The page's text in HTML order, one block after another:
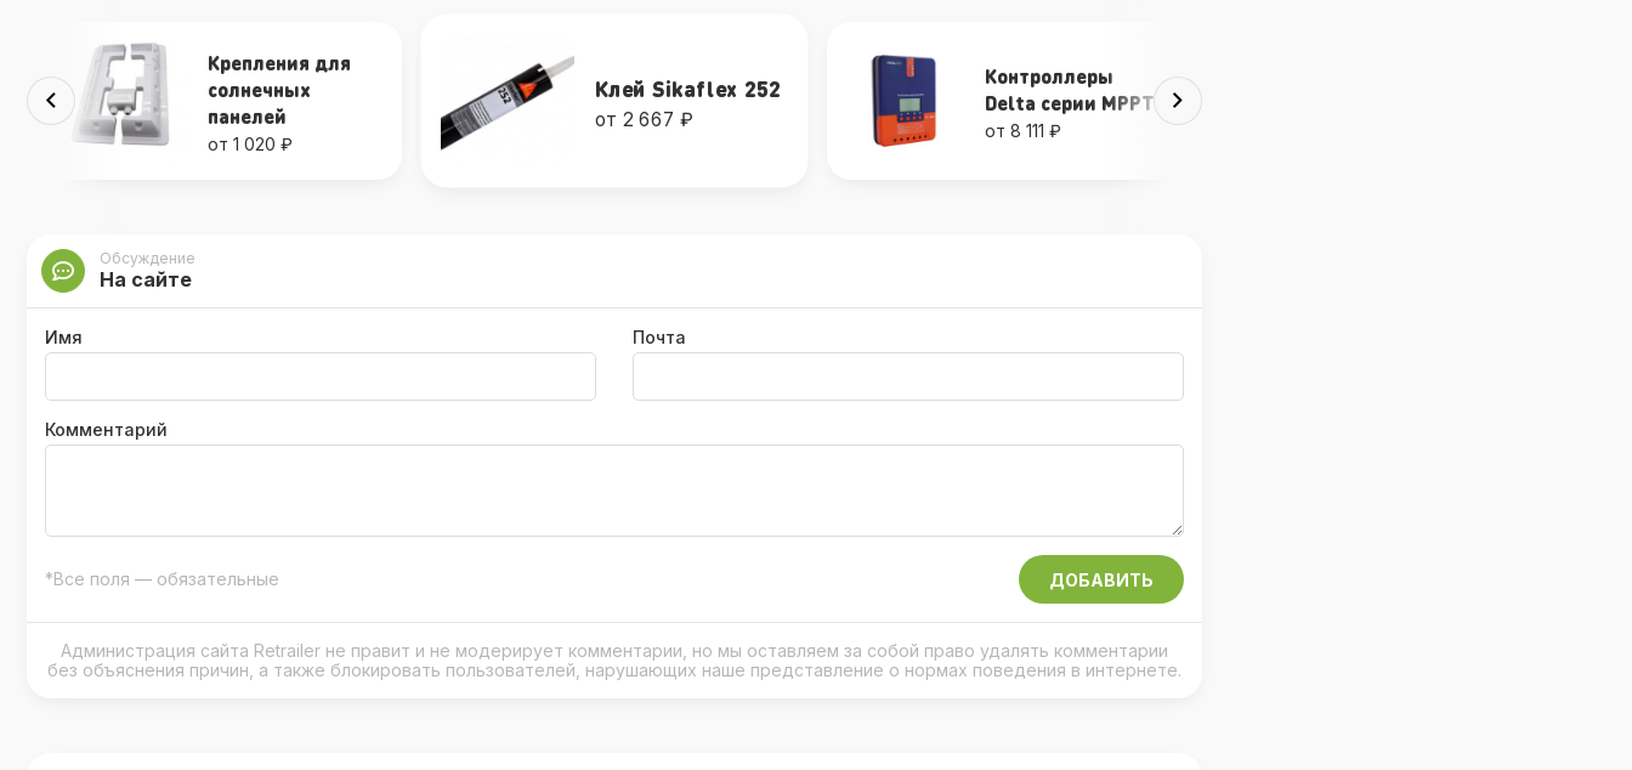
Крепления для
солнечных
панелей
от 1 020 ₽
Клей Sikaflex 252
от 2 667 ₽
Контроллеры
Delta серии MPPT
от 8 111 ₽
Обсуждение
На сайте
Имя Почта
Комментарий
*Все поля — обязательные ДОБАВИТЬ
Администрация сайта Retrailer не правит и не модерирует комментарии, но мы оставляем за собой право удалять комментарии
без объяснения причин, а также блокировать пользователей, нарушающих наше представление о нормах поведения в интернете.